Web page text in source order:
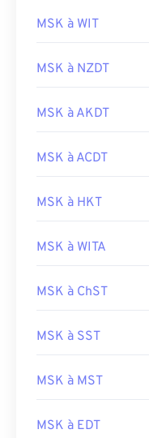
MSK à WIT
MSK à NZDT
MSK à AKDT
MSK à ACDT
MSK à HKT
MSK à WITA
MSK à ChST
MSK à SST
MSK à MST
MSK à EDT